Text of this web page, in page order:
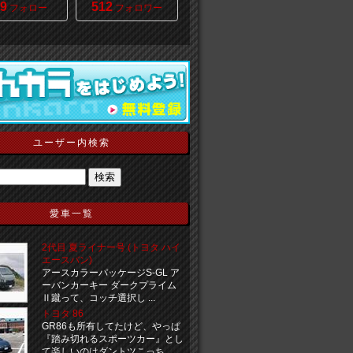
フォロー 512 フォロワー
ユーザー内検索
愛車一覧
2代目 夏ライナー号 (トヨタ ハイ
エースバン)
アースカラーパッケージS-GL ア
ーバンカーキー ダークプライム
Ⅱ蹴って、コッチ選択し ...
トヨタ 86
GR86も所有してたけど、やっぱ
『踏み切れるスポーツカー』とし